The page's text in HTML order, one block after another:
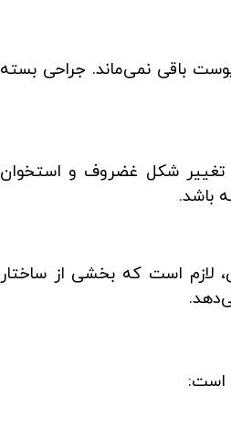
باقی نمی‌ماند. جراحی بسته
تغییر شکل غضروف و استخوان
باشد.
لازم است که بخشی از ساختار
است: